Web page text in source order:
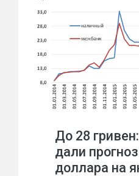
До 28
дали
доллара на